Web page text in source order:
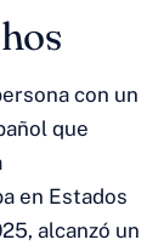
con un
que
en Estados
alcanzó un